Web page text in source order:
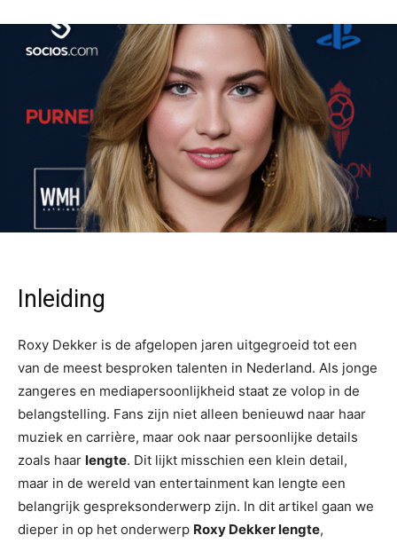
Inleiding
Roxy Dekker is de afgelopen jaren uitgegroeid tot een
van de meest besproken talenten in Nederland. Als jonge
zangeres en mediapersoonlijkheid staat ze volop in de
belangstelling. Fans zijn niet alleen benieuwd naar haar
muziek en carrière, maar ook naar persoonlijke details
zoals haar lengte. Dit lijkt misschien een klein detail,
maar in de wereld van entertainment kan lengte een
belangrijk gespreksonderwerp zijn. In dit artikel gaan we
dieper in op het onderwerp Roxy Dekker lengte,